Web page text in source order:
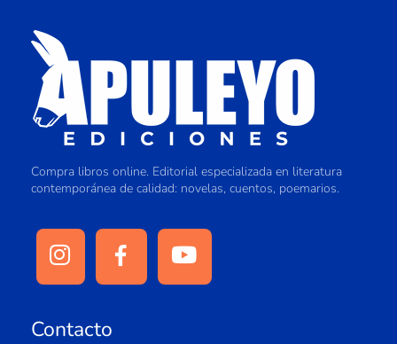
Compra libros online. Editorial especializada en literatura
contemporánea de calidad: novelas, cuentos, poemarios.
Contacto